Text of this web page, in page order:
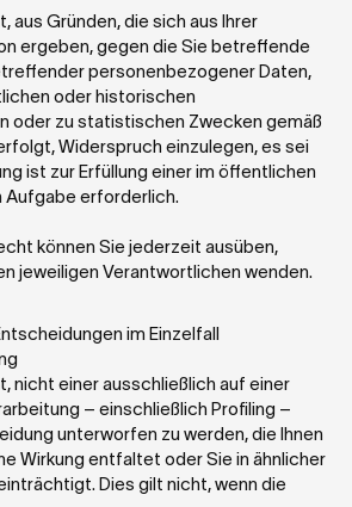
aus Gründen, die sich aus Ihrer
ergeben, gegen die Sie betreffende
personenbezogener Daten,
oder historischen
oder zu statistischen Zwecken gemäß
Widerspruch einzulegen, es sei
ist zur Erfüllung einer im öffentlichen
erforderlich.
können Sie jederzeit ausüben,
jeweiligen Verantwortlichen wenden.
im Einzelfall
nicht einer ausschließlich auf einer
– einschließlich Profiling –
unterworfen zu werden, die Ihnen
Wirkung entfaltet oder Sie in ähnlicher
Dies gilt nicht, wenn die